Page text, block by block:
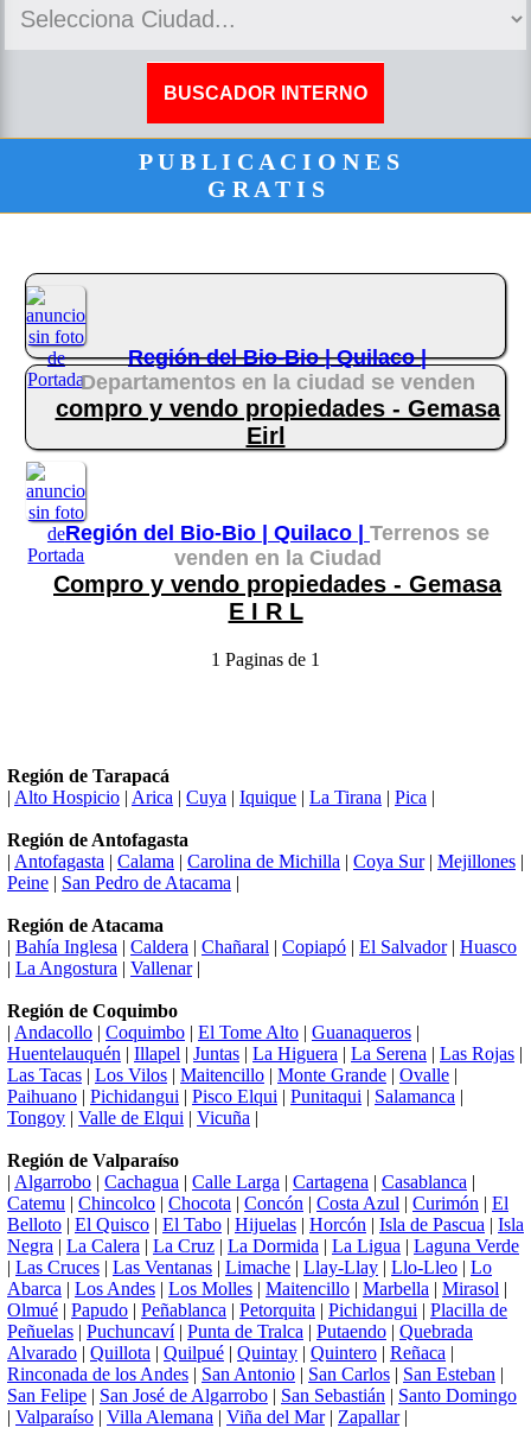
P U B L I C A C I O N E S
G R A T I S
Región del Bio-Bio |Quilaco |
Departamentos en la ciudad se venden
compro y vendo propiedades - Gemasa
Eirl
Región del Bio-Bio | Quilaco | Terrenos se
venden en la Ciudad
Compro y vendo propiedades - Gemasa
E I R L
1 Paginas de 1
Región de Tarapacá
| Alto Hospicio | Arica | Cuya | Iquique | La Tirana | Pica |
Región de Antofagasta
| Antofagasta | Calama | Carolina de Michilla | Coya Sur| Mejillones |
Peine | San Pedro de Atacama |
Región de Atacama
| Bahía Inglesa | Caldera | Chañaral | Copiapó | El Salvador| Huasco
| La Angostura | Vallenar|
Región de Coquimbo
| Andacollo | Coquimbo | El Tome Alto | Guanaqueros |
Huentelauquén | Illapel | Juntas | La Higuera | La Serena | Las Rojas |
Las Tacas | Los Vilos | Maitencillo | Monte Grande | Ovalle |
Paihuano | Pichidangui | Pisco Elqui | Punitaqui | Salamanca |
Tongoy | Valle de Elqui | Vicuña |
Región de Valparaíso
| Algarrobo | Cachagua | Calle Larga | Cartagena | Casablanca |
Catemu | Chincolco | Chocota | Concón | Costa Azul | Curimón | El
Belloto | El Quisco | El Tabo | Hijuelas | Horcón | Isla de Pascua | Isla
Negra | La Calera | La Cruz | La Dormida | La Ligua | Laguna Verde
| Las Cruces | Las Ventanas | Limache | Llay-Llay | Llo-Lleo | Lo
Abarca | Los Andes | Los Molles | Maitencillo | Marbella | Mirasol |
Olmué | Papudo | Peñablanca | Petorquita | Pichidangui | Placilla de
Peñuelas | Puchuncaví| Punta de Tralca | Putaendo | Quebrada
Alvarado | Quillota | Quilpué | Quintay | Quintero | Reñaca |
Rinconada de los Andes | San Antonio | San Carlos | San Esteban |
San Felipe | San José de Algarrobo | San Sebastián | Santo Domingo
| Valparaíso | Villa Alemana | Viña del Mar| Zapallar|